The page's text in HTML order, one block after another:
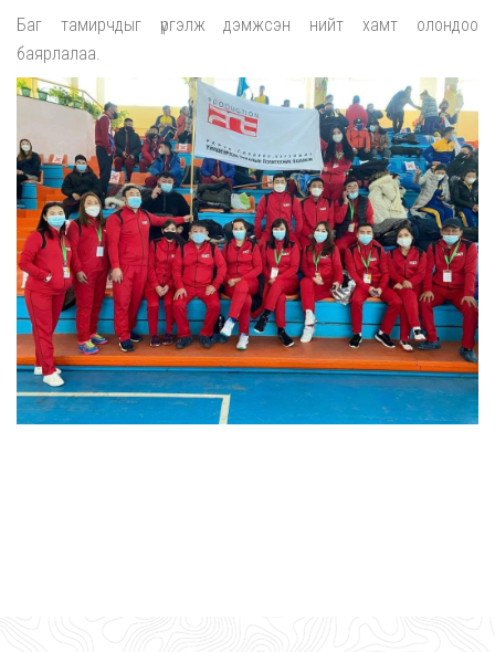
Баг тамирчдыг үргэлж дэмжсэн нийт хамт олондоо
баярлалаа.